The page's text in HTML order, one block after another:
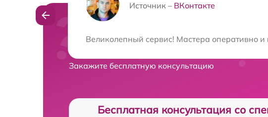
Источник – ВКонтакте
Великолепный сервис! Мастера оперативно
Нужна консультация?
Закажите бесплатную консультацию
Бесплатная консультация со